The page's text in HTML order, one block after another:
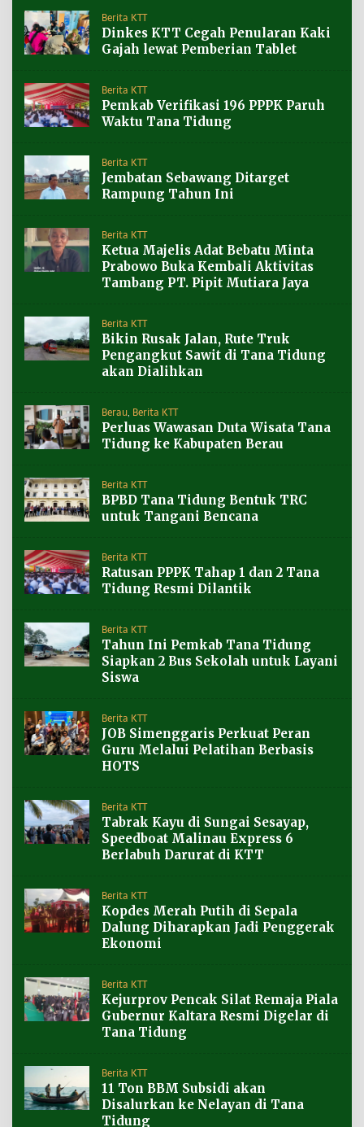
Berita KTT
Dinkes KTT Cegah Penularan Kaki
Gajah lewat Pemberian Tablet
Berita KTT
Pemkab Verifikasi 196 PPPK Paruh
Waktu Tana Tidung
Berita KTT
Jembatan Sebawang Ditarget
Rampung Tahun Ini
Berita KTT
Ketua Majelis Adat Bebatu Minta
Prabowo Buka Kembali Aktivitas
Tambang PT. Pipit Mutiara Jaya
Berita KTT
Bikin Rusak Jalan, Rute Truk
Pengangkut Sawit di Tana Tidung
akan Dialihkan
Berau Berita KTT
Perluas Wawasan Duta Wisata Tana
Tidung ke Kabupaten Berau
Berita KTT
BPBD Tana Tidung Bentuk TRC
untuk Tangani Bencana
Berita KTT
Ratusan PPPK Tahap 1 dan 2 Tana
Tidung Resmi Dilantik
Berita KTT
Tahun Ini Pemkab Tana Tidung
Siapkan 2 Bus Sekolah untuk Layani
Siswa
Berita KTT
JOB Simenggaris Perkuat Peran
Guru Melalui Pelatihan Berbasis
HOTS
Berita KTT
Tabrak Kayu di Sungai Sesayap,
Speedboat Malinau Express 6
Berlabuh Darurat di KTT
Berita KTT
Kopdes Merah Putih di Sepala
Dalung Diharapkan Jadi Penggerak
Ekonomi
Berita KTT
Kejurprov Pencak Silat Remaja Piala
Gubernur Kaltara Resmi Digelar di
Tana Tidung
Berita KTT
11 Ton BBM Subsidi akan
Disalurkan ke Nelayan di Tana
Tidung